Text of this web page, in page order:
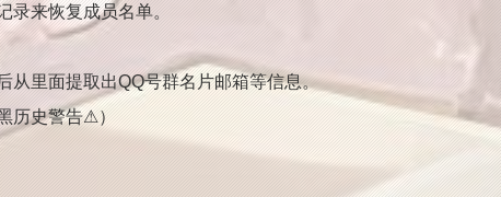
录来恢复成员名单。
从里面提取出QQ号群名片邮箱等信息。
历史警告⚠）